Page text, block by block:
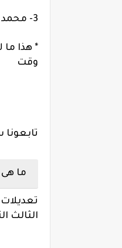
3- محمد فريد كتب مقدمة "وطنيتي" الغاء للشيخ علي الغاياتي صـ 66
* هذا ما
وقت
ما هى
الثالث